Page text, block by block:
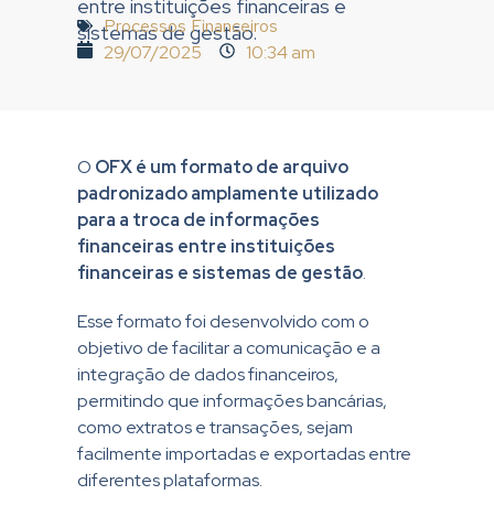
entre instituições financeiras e
sistemas de gestão.
Processos Financeiros
29/07/2025
10:34 am
O OFX é um formato de arquivo
padronizado amplamente utilizado
para a troca de informações
financeiras entre instituições
financeiras e sistemas de gestão.
Esse formato foi desenvolvido com o
objetivo de facilitar a comunicação e a
integração de dados financeiros,
permitindo que informações bancárias,
como extratos e transações, sejam
facilmente importadas e exportadas entre
diferentes plataformas.